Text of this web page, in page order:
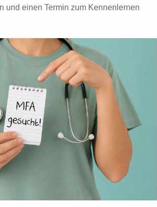
und einen Termin zum Kennenlernen